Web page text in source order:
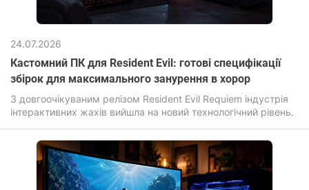
24.07.2026
Кастомний ПК для Resident Evil: готові специфікації
збірок для максимального занурення в хорор
З довгоочікуваним релізом Resident Evil Requiem індустрія
інтерактивних жахів вийшла на новий технологічний рівень.